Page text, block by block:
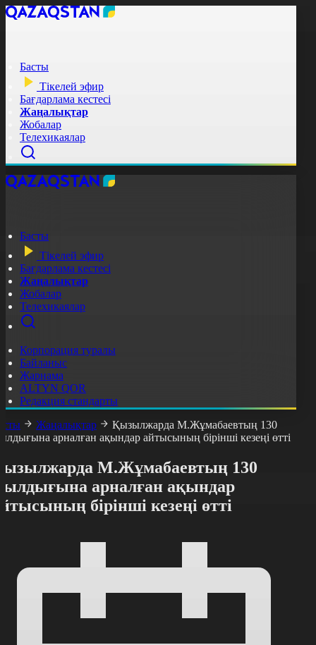
Басты
Тікелей эфир
Бағдарлама кестесі
Жаңалықтар
Жобалар
Телехикаялар
Басты
Тікелей эфир
Бағдарлама кестесі
Жаңалықтар
Жобалар
Телехикаялар
Корпорация туралы
Байланыс
Жарнама
ALTYN QOR
Редакция стандарты
Жаңалықтар
Қызылжарда М.Жұмабаевтың 130
арналған ақындар айтысының бірінші кезеңі өтті
М.Жұмабаевтың 130
арналған ақындар
бірінші кезеңі өтті